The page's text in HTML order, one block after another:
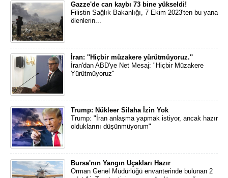
Gazze'de can kaybı 73 bine yükseldi!
Filistin Sağlık Bakanlığı, 7 Ekim 2023'ten bu yana
ölenlerin...
İran: ''Hiçbir müzakere yürütmüyoruz.''
İran'dan ABD'ye Net Mesaj: "Hiçbir Müzakere
Yürütmüyoruz"
Trump: Nükleer Silaha İzin Yok
Trump: "İran anlaşma yapmak istiyor, ancak hazır
olduklarını düşünmüyorum"
Bursa'nın Yangın Uçakları Hazır
Orman Genel Müdürlüğü envanterinde bulunan 2